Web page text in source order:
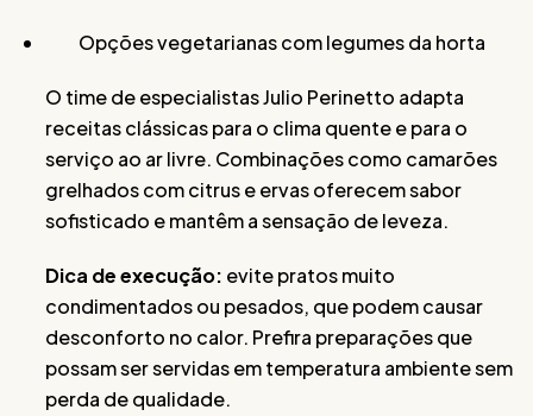
Opções vegetarianas com legumes da horta
O time de especialistas Julio Perinetto adapta
receitas clássicas para o clima quente e para o
serviço ao ar livre. Combinações como camarões
grelhados com citrus e ervas oferecem sabor
sofisticado e mantêm a sensação de leveza.
Dica de execução: evite pratos muito
condimentados ou pesados, que podem causar
desconforto no calor. Prefira preparações que
possam ser servidas em temperatura ambiente sem
perda de qualidade.